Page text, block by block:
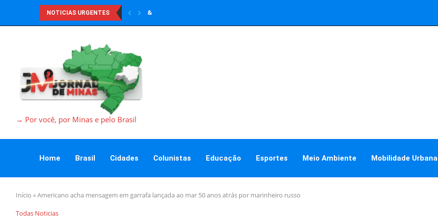
NOTICIAS URGENTES &
→ Por você, por Minas e pelo Brasil
Home Brasil Cidades Colunistas Educação Esportes Meio Ambiente Mobilidade Urbana
Início »Americano acha mensagem em garrafa lançada ao mar 50 anos atrás por marinheiro russo
Todas Noticias